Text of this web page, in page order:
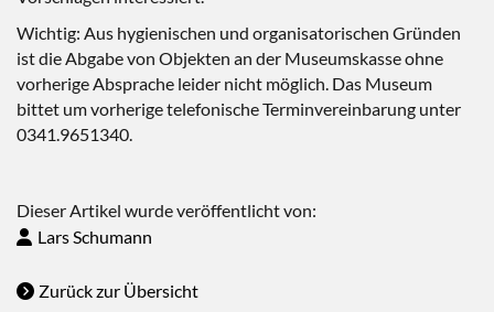
Wichtig: Aus hygienischen und organisatorischen Gründen
ist die Abgabe von Objekten an der Museumskasse ohne
vorherige Absprache leider nicht möglich. Das Museum
bittet um vorherige telefonische Terminvereinbarung unter
0341.9651340.
Dieser Artikel wurde veröffentlicht von:
Lars Schumann
Zurück zur Übersicht